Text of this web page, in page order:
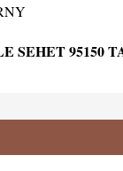
SEHET 95150